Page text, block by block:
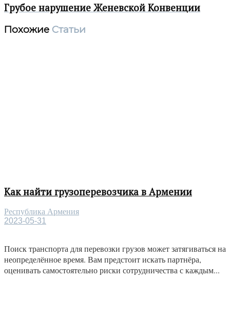
Грубое нарушение Женевской Конвенции
Похожие Статьи
Как найти грузоперевозчика в Армении
Республика Армения
2023-05-31
Поиск транспорта для перевозки грузов может затягиваться на
неопределённое время. Вам предстоит искать партнёра,
оценивать самостоятельно риски сотрудничества с каждым...